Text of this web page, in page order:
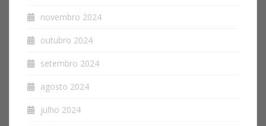
novembro 2024
outubro 2024
setembro 2024
agosto 2024
julho 2024